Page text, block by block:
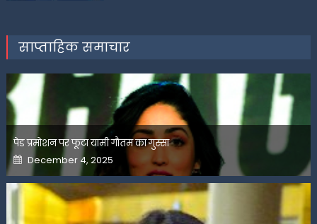
साप्ताहिक समाचार
पेड प्रमोशन पर फूटा यामी गौतम का गुस्सा
Posted
on
December 4, 2025